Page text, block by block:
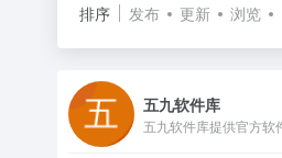
排序 发布 更新 浏览
五九软件库